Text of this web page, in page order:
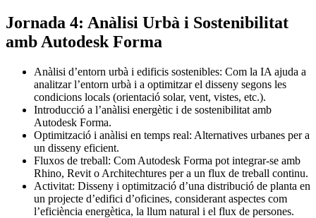
Jornada 4: Anàlisi Urbà i Sostenibilitat
amb Autodesk Forma
Anàlisi d’entorn urbà i edificis sostenibles: Com la IA ajuda a
analitzar l’entorn urbà i a optimitzar el disseny segons les
condicions locals (orientació solar, vent, vistes, etc.).
Introducció a l’anàlisi energètic i de sostenibilitat amb
Autodesk Forma.
Optimització i anàlisi en temps real: Alternatives urbanes per a
un disseny eficient.
Fluxos de treball: Com Autodesk Forma pot integrar-se amb
Rhino, Revit o Architechtures per a un flux de treball continu.
Activitat: Disseny i optimització d’una distribució de planta en
un projecte d’edifici d’oficines, considerant aspectes com
l’eficiència energètica, la llum natural i el flux de persones.